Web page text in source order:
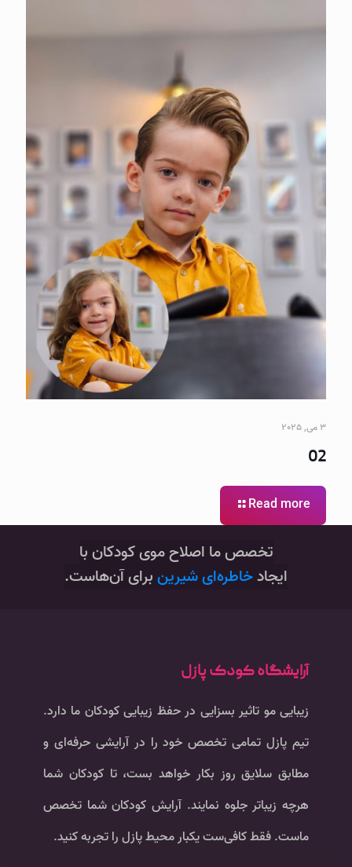
3 می, 2025
02
Read more
‌تخصص ما اصلاح موی کودکان با
ایجادخاطره‌ای شیرینبرای آن‌هاست.
آرایشگاه کودک پازل
زیبایی مو تاثیر بسزایی در حفظ زیبایی کودکان ما دارد.
تیم پازل تمامی تخصص خود را در آرایشی حرفه‌ای و
مطابق سلایق روز بکار خواهد بست، تا کودکان شما
هرچه زیباتر جلوه نمایند. آرایش کودکان شما تخصص
ماست. فقط کافی‌ست یکبار محیط پازل را تجربه کنید.